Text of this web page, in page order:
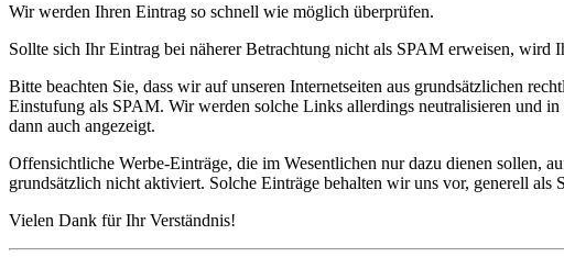
Wir werden Ihren Eintrag so schnell wie möglich überprüfen.
Sollte sich Ihr Eintrag bei näherer Betrachtung nicht als SPAM erweisen, wird
Bitte beachten Sie, dass wir auf unseren Internetseiten aus grundsätzlichen
Einstufung als SPAM. Wir werden solche Links allerdings neutralisieren und
dann auch angezeigt.
Offensichtliche Werbe-Einträge, die im Wesentlichen nur dazu dienen sollen,
grundsätzlich nicht aktiviert. Solche Einträge behalten wir uns vor, generell als
Vielen Dank für Ihr Verständnis!